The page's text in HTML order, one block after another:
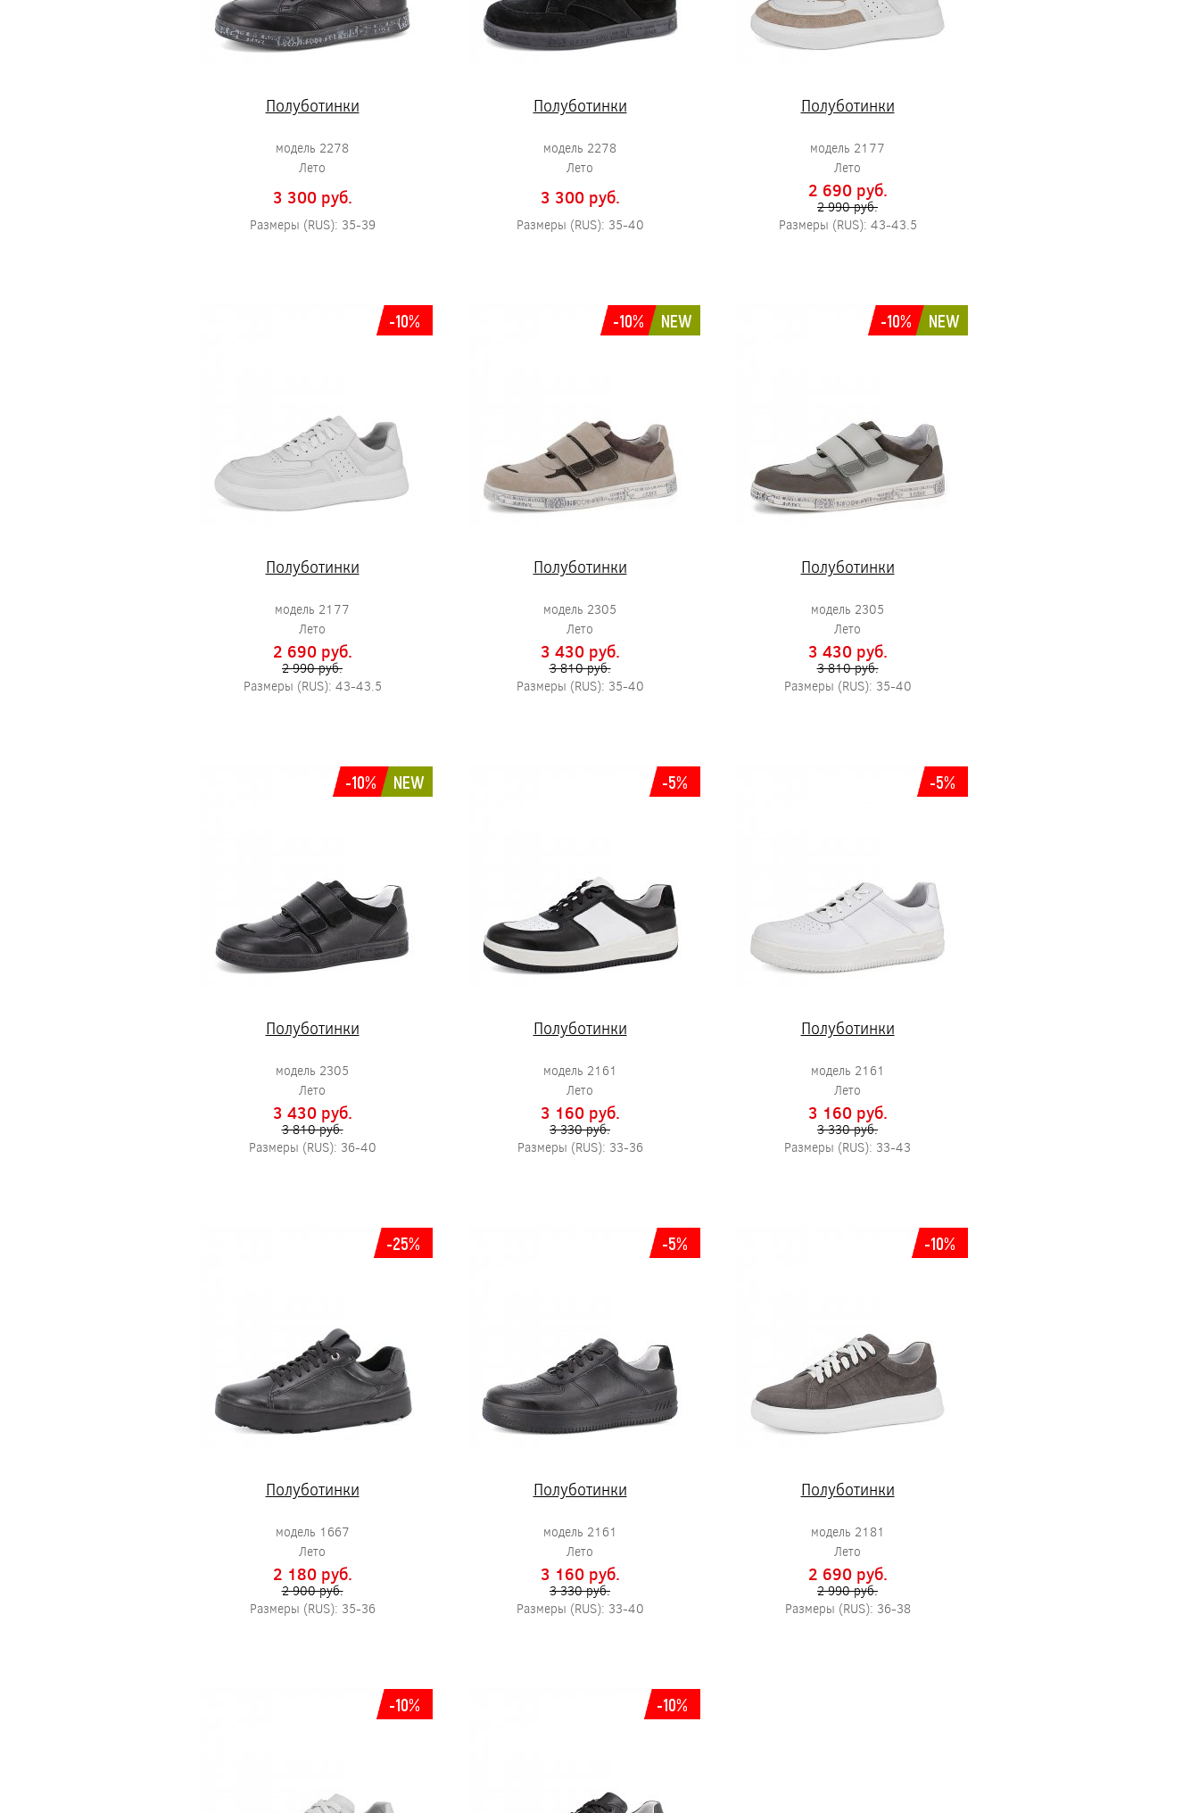
Полуботинки
модель 2278
Лето
3 300 pуб.
Размеры (RUS): 35-39
Полуботинки
модель 2278
Лето
3 300 pуб.
Размеры (RUS): 35-40
Полуботинки
модель 2177
Лето
2 690 pуб.
2 990 pуб.
Размеры (RUS): 43-43.5
-10%
Полуботинки
модель 2177
Лето
2 690 pуб.
2 990 pуб.
Размеры (RUS): 43-43.5
-10% NEW
Полуботинки
модель 2305
Лето
3 430 pуб.
3 810 pуб.
Размеры (RUS): 35-40
-10% NEW
Полуботинки
модель 2305
Лето
3 430 pуб.
3 810 pуб.
Размеры (RUS): 35-40
-10% NEW
Полуботинки
модель 2305
Лето
3 430 pуб.
3 810 pуб.
Размеры (RUS): 36-40
-5%
Полуботинки
модель 2161
Лето
3 160 pуб.
3 330 pуб.
Размеры (RUS): 33-36
-5%
Полуботинки
модель 2161
Лето
3 160 pуб.
3 330 pуб.
Размеры (RUS): 33-43
-25%
Полуботинки
модель 1667
Лето
2 180 pуб.
2 900 pуб.
Размеры (RUS): 35-36
-5%
Полуботинки
модель 2161
Лето
3 160 pуб.
3 330 pуб.
Размеры (RUS): 33-40
-10%
Полуботинки
модель 2181
Лето
2 690 pуб.
2 990 pуб.
Размеры (RUS): 36-38
-10% -10%